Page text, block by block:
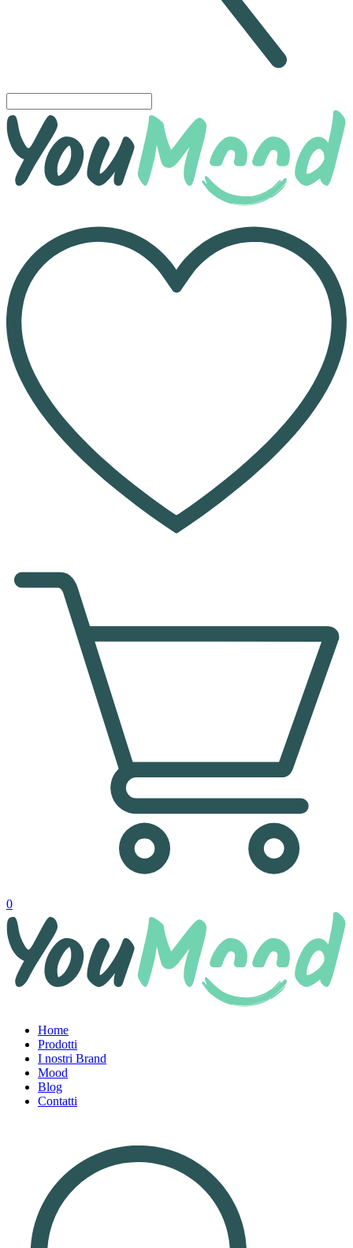
0
Home
Prodotti
I nostri Brand
Mood
Blog
Contatti